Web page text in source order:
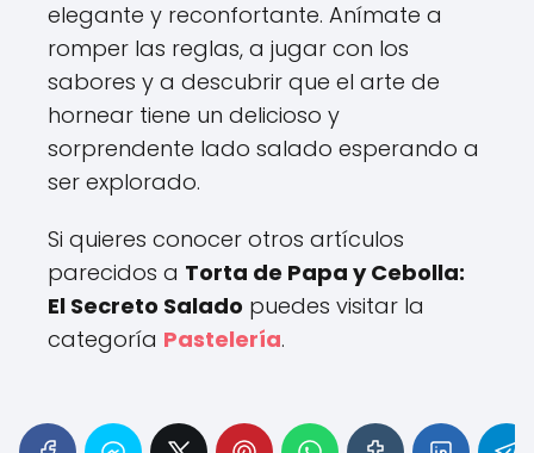
elegante y reconfortante. Anímate a
romper las reglas, a jugar con los
sabores y a descubrir que el arte de
hornear tiene un delicioso y
sorprendente lado salado esperando a
ser explorado.
Si quieres conocer otros artículos
parecidos a Torta de Papa y Cebolla:
El Secreto Salado puedes visitar la
categoría Pastelería.